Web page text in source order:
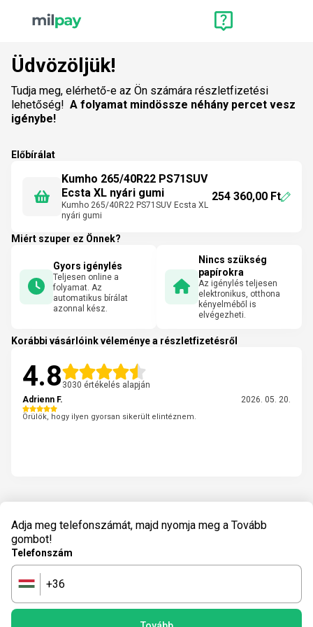
Üdvözöljük!
Tudja meg, elérhető-e az Ön számára részletfizetési
lehetőség! A folyamat mindössze néhány percet vesz
igénybe!
Előbírálat
Kumho 265/40R22 PS71SUV
Ecsta XL nyári gumi
Kumho 265/40R22 PS71SUV Ecsta XL
nyári gumi
254 360,00 Ft
Miért szuper ez Önnek?
Gyors igénylés
Teljesen online a
folyamat. Az
automatikus bírálat
azonnal kész.
Nincs szükség
papírokra
Az igénylés teljesen
elektronikus, otthona
kényelméből is
elvégezheti.
Korábbi vásárlóink véleménye a részletfizetésről
4.8 3030 értékelés alapján
Adrienn F.
2026. 05. 20.
Örülök, hogy ilyen gyorsan sikerült elintéznem.
Adja meg telefonszámát, majd nyomja meg a Tovább
gombot!
Telefonszám
🇭🇺 +36